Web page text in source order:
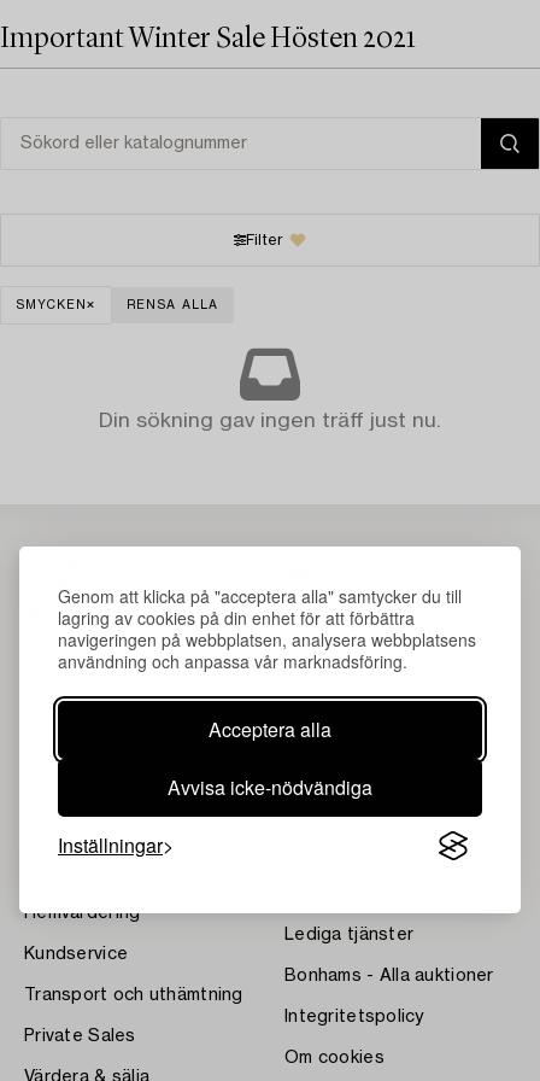
Genom att klicka på "acceptera alla" samtycker du till
lagring av cookies på din enhet för att förbättra
navigeringen på webbplatsen, analysera webbplatsens
användning och anpassa vår marknadsföring.
Acceptera alla
Avvisa icke-nödvändiga
Inställningar
Important Winter Sale Hösten 2021
Filter
SMYCKEN RENSA ALLA
Din sökning gav ingen träff just nu.
Kontakta våra specialister
Hemvärdering
Kundservice
Transport och uthämtning
Private Sales
Värdera & sälja
Bukipedia
Lediga tjänster
Bonhams - Alla auktioner
Integritetspolicy
Om cookies